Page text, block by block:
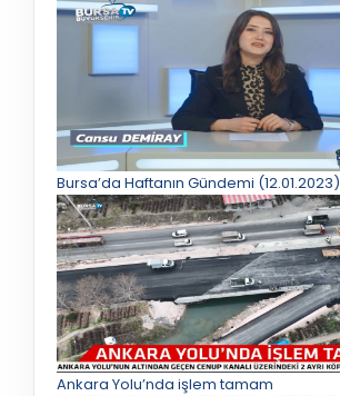
Bursa’da Haftanın Gündemi (12.01.2023)
Ankara Yolu’nda işlem tamam